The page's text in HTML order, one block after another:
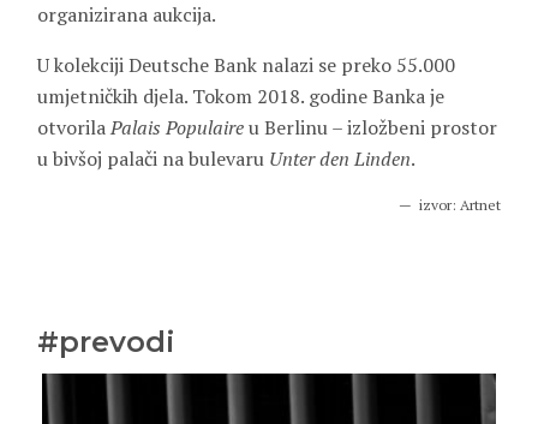
organizirana aukcija.
U kolekciji Deutsche Bank nalazi se preko 55.000
umjetničkih djela. Tokom 2018. godine Banka je
otvorilaPalais Populaireu Berlinu – izložbeni prostor
u bivšoj palači na bulevaru Unter den Linden.
izvor: Artnet
#prevodi